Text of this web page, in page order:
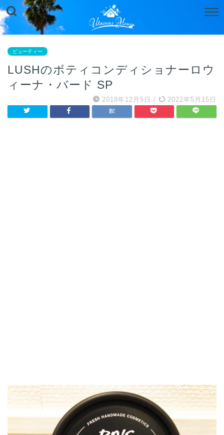
ビューティー
LUSHのボティコンディショナーロウ
ィーナ・バード SP
2018年12月5日 / 2022年5月15日